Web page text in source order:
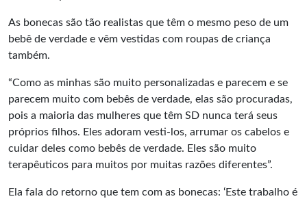
As bonecas são tão realistas que têm o mesmo peso de um
bebê de verdade e vêm vestidas com roupas de criança
também.
“Como as minhas são muito personalizadas e parecem e se
parecem muito com bebês de verdade, elas são procuradas,
pois a maioria das mulheres que têm SD nunca terá seus
próprios filhos. Eles adoram vesti-los, arrumar os cabelos e
cuidar deles como bebês de verdade. Eles são muito
terapêuticos para muitos por muitas razões diferentes”.
Ela fala do retorno que tem com as bonecas: ‘Este trabalho é